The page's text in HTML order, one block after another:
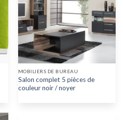
MOBILIERS DE BUREAU
Salon complet 5 pièces de
couleur noir / noyer